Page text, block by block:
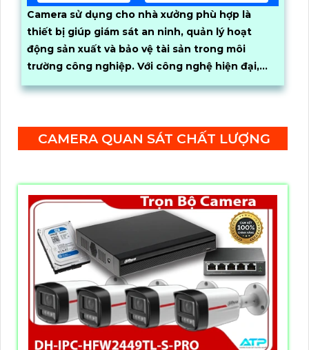
Camera sử dụng cho nhà xưởng phù hợp là
thiết bị giúp giám sát an ninh, quản lý hoạt
động sản xuất và bảo vệ tài sản trong môi
trường công nghiệp. Với công nghệ hiện đại,
camera...
CAMERA QUAN SÁT CHẤT LƯỢNG